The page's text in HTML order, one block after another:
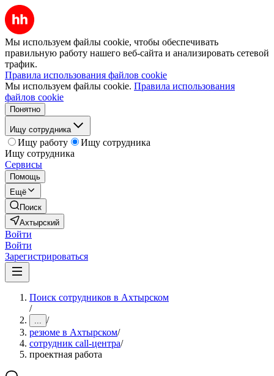
Мы используем файлы cookie, чтобы обеспечивать
правильную работу нашего веб-сайта и анализировать сетевой
трафик.
Правила использования файлов cookie
Мы используем файлы cookie. Правила использования
файлов cookie
Понятно
Ищу сотрудника
Ищу работу
Ищу сотрудника
Ищу сотрудника
Сервисы
Помощь
Ещё
Поиск
Ахтырский
Войти
Войти
Зарегистрироваться
Поиск сотрудников в Ахтырском
/
... /
резюме в Ахтырском/
сотрудник call-центра/
проектная работа